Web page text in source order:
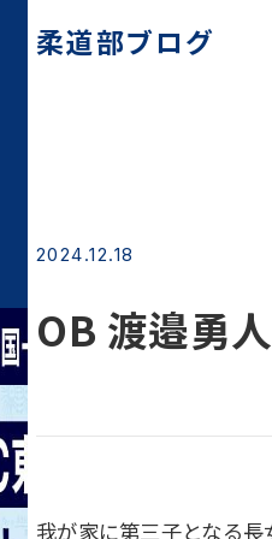
柔道部ブログ
2024.12.18
OB 渡邉勇人
我が家に第三子となる長